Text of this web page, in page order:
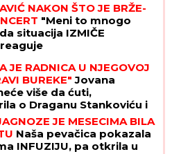
NAKON ŠTO JE BRŽE-
"Meni to mnogo
situacija IZMIČE
JE RADNICA U NJEGOVOJ
BUREKE" Jovana
više da ćuti,
o Draganu Stankoviću i
mu titulu bivšeg
JE MESECIMA BILA
Naša pevačica pokazala
INFUZIJU, pa otkrila u